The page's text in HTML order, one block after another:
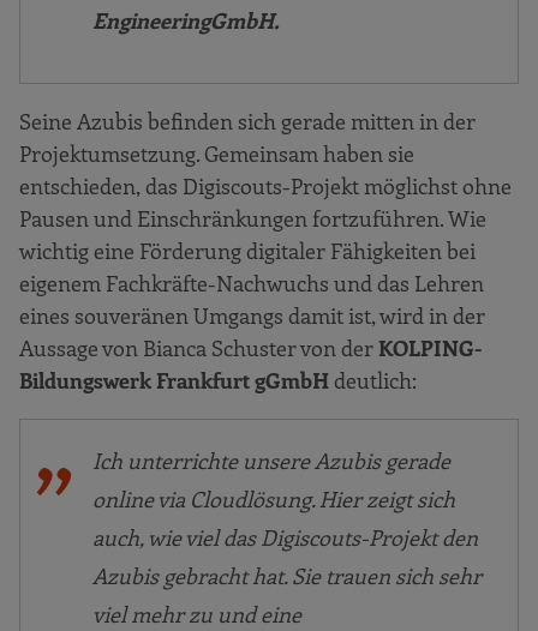
EngineeringGmbH.
Seine Azubis befinden sich gerade mitten in der
Projektumsetzung. Gemeinsam haben sie
entschieden, das Digiscouts-Projekt möglichst ohne
Pausen und Einschränkungen fortzuführen. Wie
wichtig eine Förderung digitaler Fähigkeiten bei
eigenem Fachkräfte-Nachwuchs und das Lehren
eines souveränen Umgangs damit ist, wird in der
Aussage von Bianca Schuster von der KOLPING-
Bildungswerk Frankfurt gGmbH deutlich:
Ich unterrichte unsere Azubis gerade
online via Cloudlösung. Hier zeigt sich
auch, wie viel das Digiscouts-Projekt den
Azubis gebracht hat. Sie trauen sich sehr
viel mehr zu und eine